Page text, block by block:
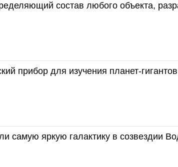
состав любого объекта,
прибор для изучения планет-
самую яркую галактику в созвездии